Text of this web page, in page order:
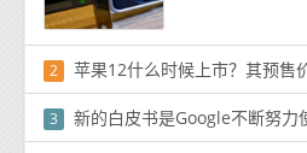
2 苹果12什么时候上市？其预售
3 新的白皮书是Google不断努力使其